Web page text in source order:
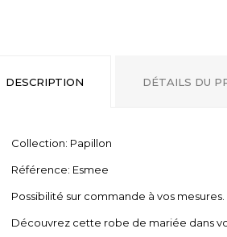
DESCRIPTION DÉTAILS DU
Collection: Papillon
Référence: Esmee
Possibilité sur commande à vos
Découvrez cette robe de mariée dans